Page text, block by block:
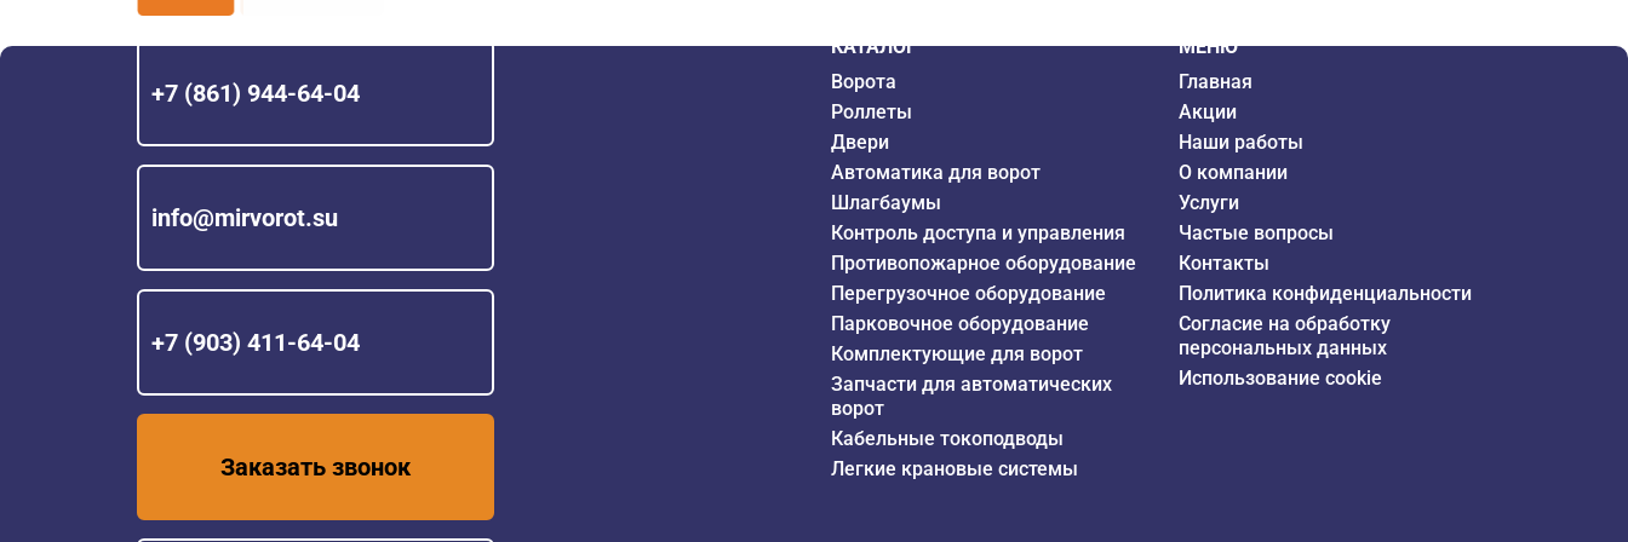
+7 (861) 944-64-04
info@mirvorot.su
+7 (903) 411-64-04
Заказать звонок
КАТАЛОГ
Ворота
Роллеты
Двери
Автоматика для ворот
Шлагбаумы
Контроль доступа и управления
Противопожарное оборудование
Перегрузочное оборудование
Парковочное оборудование
Комплектующие для ворот
Запчасти для автоматических
ворот
Кабельные токоподводы
Легкие крановые системы
МЕНЮ
Главная
Акции
Наши работы
О компании
Услуги
Частые вопросы
Контакты
Политика конфиденциальности
Согласие на обработку
персональных данных
Использование cookie